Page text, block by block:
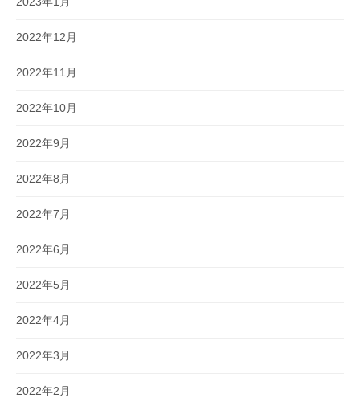
2022年12月
2022年11月
2022年10月
2022年9月
2022年8月
2022年7月
2022年6月
2022年5月
2022年4月
2022年3月
2022年2月